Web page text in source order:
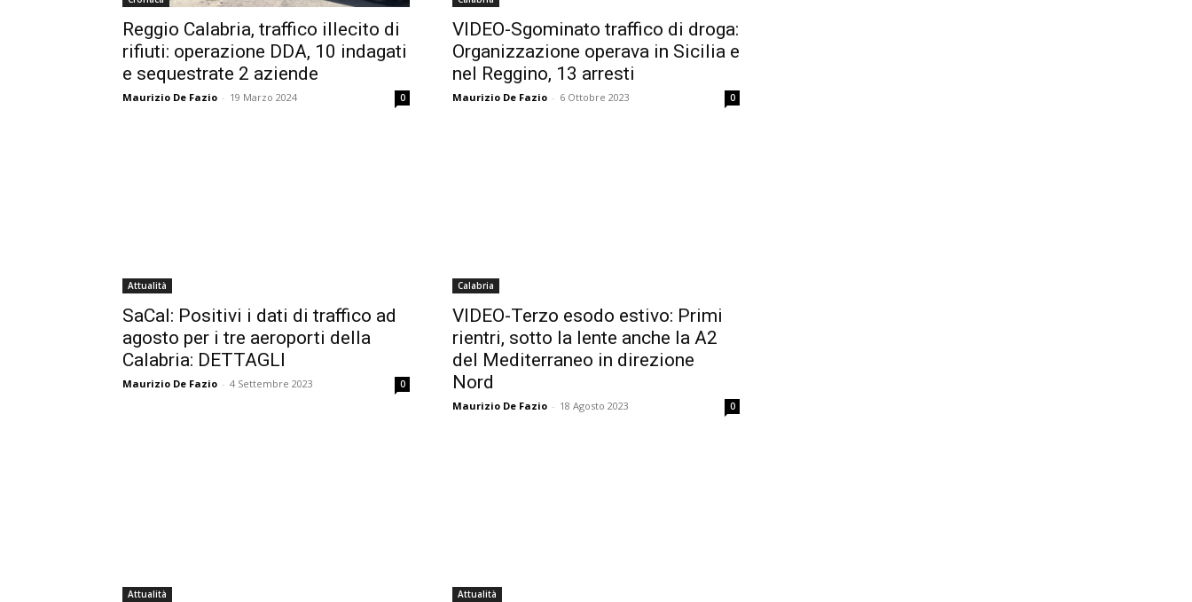
Reggio Calabria, traffico illecito di
rifiuti: operazione DDA, 10 indagati
e sequestrate 2 aziende
Maurizio De Fazio - 19 Marzo 2024 0
VIDEO-Sgominato traffico di droga:
Organizzazione operava in Sicilia e
nel Reggino, 13 arresti
Maurizio De Fazio - 6 Ottobre 2023 0
Attualità
SaCal: Positivi i dati di traffico ad
agosto per i tre aeroporti della
Calabria: DETTAGLI
Maurizio De Fazio - 4 Settembre 2023 0
Calabria
VIDEO-Terzo esodo estivo: Primi
rientri, sotto la lente anche la A2
del Mediterraneo in direzione
Nord
Maurizio De Fazio - 18 Agosto 2023 0
Attualità Attualità